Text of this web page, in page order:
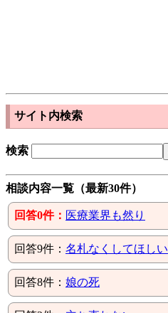
サイト内検索
検索
相談内容一覧（最新30件）
回答0件： 医療業界も然り
回答9件： 名札なくしてほしい
回答8件： 娘の死